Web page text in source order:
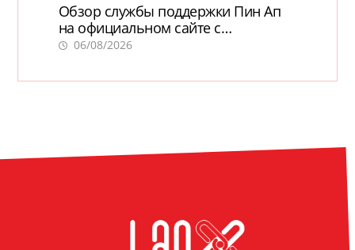
Обзор службы поддержки Пин Ап
на официальном сайте с
актуальной информацией
06/08/2026